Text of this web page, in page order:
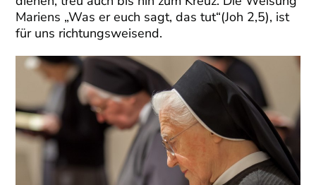
Mariens „Was er euch sagt, das tut“(Joh 2,5), ist
für uns richtungsweisend.